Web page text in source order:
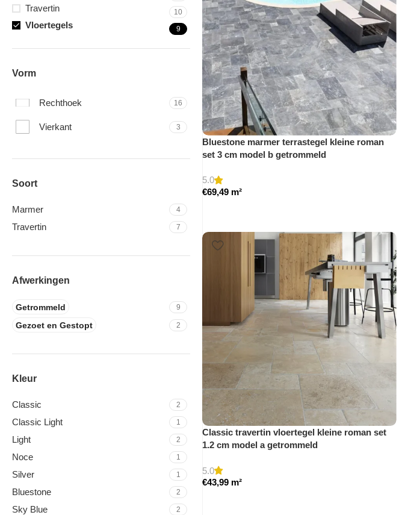
Travertin 10
Vloertegels 9
Vorm
Rechthoek 16
Vierkant 3
Soort
Marmer 4
Travertin 7
Afwerkingen
Getrommeld 9
Gezoet en Gestopt 2
Kleur
Classic 2
Classic Light 1
Light 2
Noce 1
Silver 1
Bluestone 2
Sky Blue 2
Bluestone marmer terrastegel kleine roman
set 3 cm model b getrommeld
5.0
€69,49 m²
Classic travertin vloertegel kleine roman set
1.2 cm model a getrommeld
5.0
€43,99 m²